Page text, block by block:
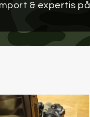
& expertis på